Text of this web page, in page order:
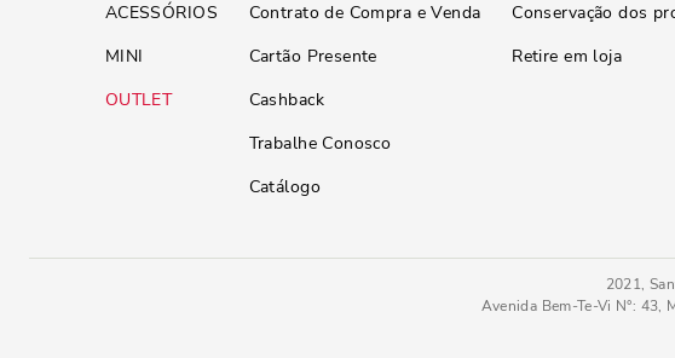
ACESSÓRIOS
MINI
OUTLET
Contrato de Compra e Venda
Cartão Presente
Cashback
Trabalhe Conosco
Catálogo
Conservação dos
Retire em loja
2021,
Avenida Bem-Te-Vi N°: 43,